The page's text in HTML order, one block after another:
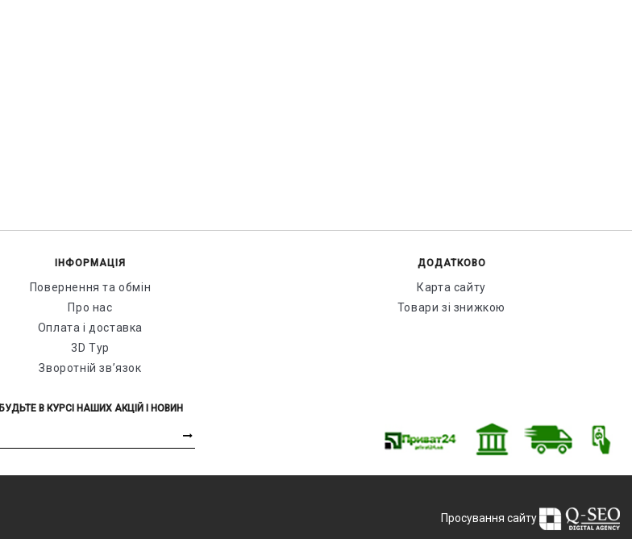
ІНФОРМАЦІЯ
Повернення та обмін
Про нас
Оплата і доставка
3D Тур
Зворотній зв’язок
ДОДАТКОВО
Карта сайту
Товари зі знижкою
БУДЬТЕ В КУРСІ НАШИХ АКЦІЙ І НОВИН
Просування сайту